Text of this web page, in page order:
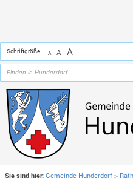
Schriftgröße A A A
Sie sind hier: Gemeinde Hunderdorf >